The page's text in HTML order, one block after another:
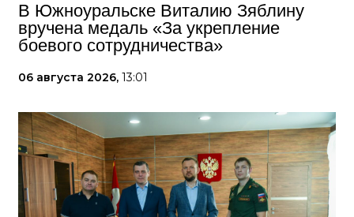
В Южноуральске Виталию Зяблину
вручена медаль «За укрепление
боевого сотрудничества»
06 августа 2026, 13:01